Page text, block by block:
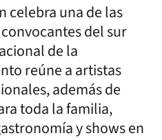
celebra una de las
del sur
de la
reúne a artistas
además de
toda la familia,
y shows en